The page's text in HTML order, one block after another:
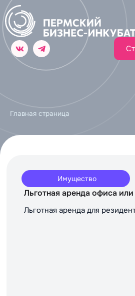
Главная страница
Имущество
Льготная аренда офиса
Льготная аренда для